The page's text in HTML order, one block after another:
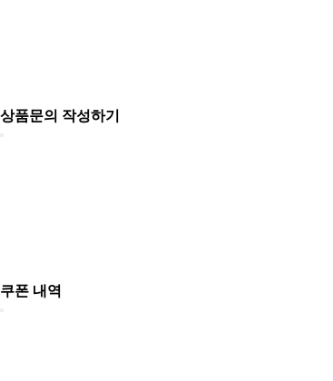
상품문의 작성하기
쿠폰 내역